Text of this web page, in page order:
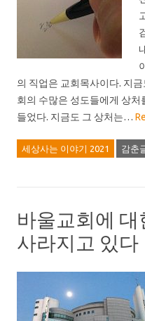
의 직업은 교회목사이다. 지
회의 수많은 성도들에게 상
들었다. 지금도 그 상처는…
세상사는 이야기 2021 감춘
바울교회에 대
사라지고 있다